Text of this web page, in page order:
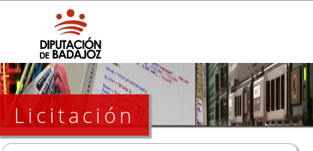
Licitación